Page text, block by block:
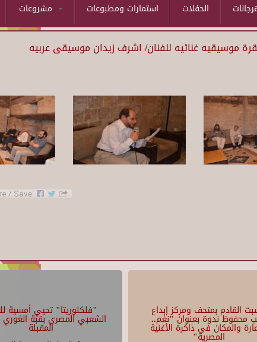
استمارات ومطبوعات الحفلات
موسيقيه غنائيه للفنان/ اشرف زيدان موسيقى عربيه
"فلكلوريتا" تحيي أمسية
الشعبي المصري بقبة الغوري
المقبلة
القادم بمتحف ومركز إبداع
محفوظ ندوة بعنوان "نغم..
والمكان في ذاكرة الأغنية
المصرية"